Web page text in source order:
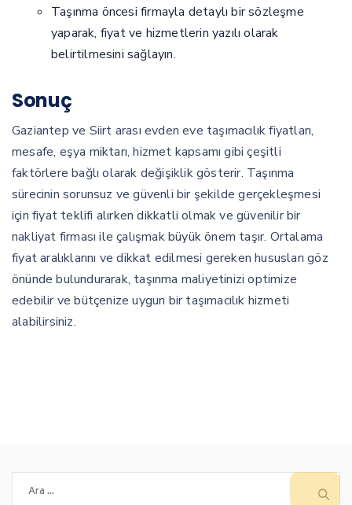
Taşınma öncesi firmayla detaylı bir sözleşme
yaparak, fiyat ve hizmetlerin yazılı olarak
belirtilmesini sağlayın.
Sonuç
Gaziantep ve Siirt arası evden eve taşımacılık fiyatları,
mesafe, eşya miktarı, hizmet kapsamı gibi çeşitli
faktörlere bağlı olarak değişiklik gösterir. Taşınma
sürecinin sorunsuz ve güvenli bir şekilde gerçekleşmesi
için fiyat teklifi alırken dikkatli olmak ve güvenilir bir
nakliyat firması ile çalışmak büyük önem taşır. Ortalama
fiyat aralıklarını ve dikkat edilmesi gereken hususları göz
önünde bulundurarak, taşınma maliyetinizi optimize
edebilir ve bütçenize uygun bir taşımacılık hizmeti
alabilirsiniz.